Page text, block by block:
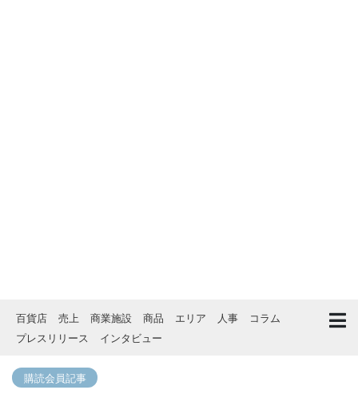
百貨店 売上 商業施設 商品 エリア 人事
コラム
プレスリリース
インタビュー
購読会員記事